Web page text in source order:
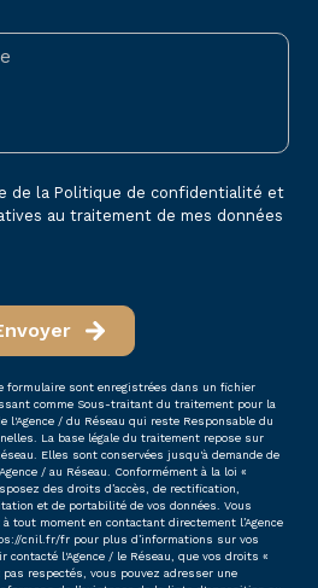
de la Politique de confidentialité et
au traitement de mes données
formulaire sont enregistrées dans un fichier
comme Sous-traitant du traitement pour la
l'Agence / du Réseau qui reste Responsable du
La base légale du traitement repose sur
Elles sont conservées jusqu'à demande de
/ au Réseau. Conformément à la loi «
des droits d’accès, de rectification,
et de portabilité de vos données. Vous
tout moment en contactant directement l’Agence
cnil.fr/fr pour plus d’informations sur vos
l'Agence / le Réseau, que vos droits «
respectés, vous pouvez adresser une